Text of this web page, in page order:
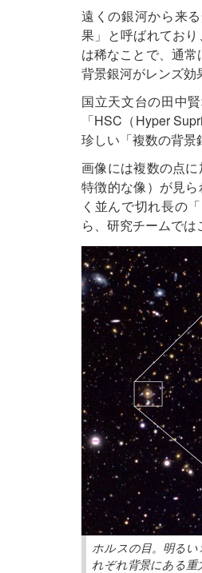
遠くの銀河から来
果」と呼ばれてお
は稀なことで、通
背景銀河がレンズ効
国立天文台の田中
「HSC（Hyper
珍しい「複数の背景
画像には複数の点
特徴的な像）が見
く並んで切れ長の
ら、研究チームでは
ホルスの目。明る
れぞれ背景にある重